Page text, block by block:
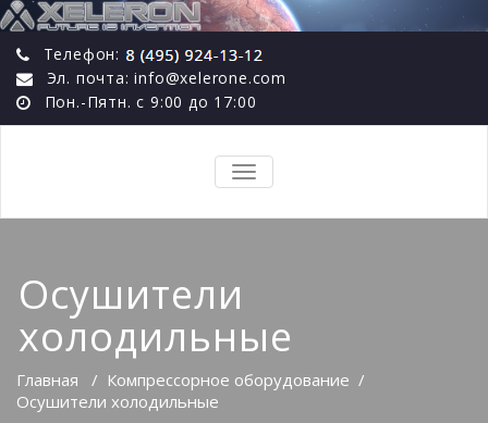
Телефон:
Эл. почта: info@xelerone.com
Пон.-Пятн. с 9:00 до 17:00
TOGGLE
Осушители
холодильные
Главная / Компрессорное оборудование /
Осушители холодильные